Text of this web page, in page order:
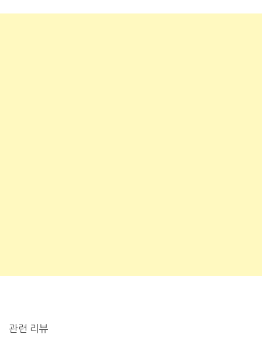
관련 리뷰